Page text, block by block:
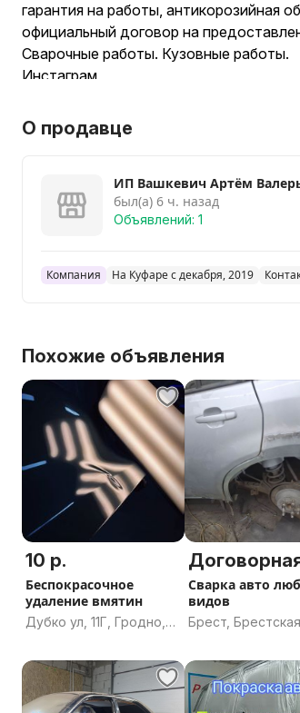
гарантия на работы, антикорозийная
официальный договор на
Сварочные работы. Кузовные работы.
Инстаграм
О продавце
ИП Вашкевич Артём
был(а) 6 ч. назад
Объявлений: 1
Компания На Куфаре с декабря, 2019
Похожие объявления
10 р.
Беспокрасочное
удаление вмятин
Дубко ул, 11Г, Гродно,
Сварка авто
видов
Брест, Брестская